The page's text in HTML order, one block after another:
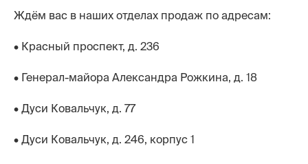
Ждём вас в наших отделах продаж по адресам:
• Красный проспект, д. 236
• Генерал-майора Александра Рожкина, д. 18
• Дуси Ковальчук, д. 77
• Дуси Ковальчук, д. 246, корпус 1